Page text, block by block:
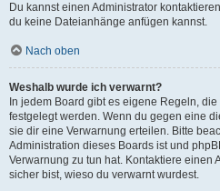
Du kannst einen Administrator
du keine Dateianhänge anfügen kannst.
Nach oben
Weshalb wurde ich verwarnt?
In jedem Board gibt es eigene Regeln,
festgelegt werden. Wenn du gegen eine
sie dir eine Verwarnung erteilen. Bitte
Administration dieses Boards ist und
Verwarnung zu tun hat. Kontaktiere einen
sicher bist, wieso du verwarnt wurdest.